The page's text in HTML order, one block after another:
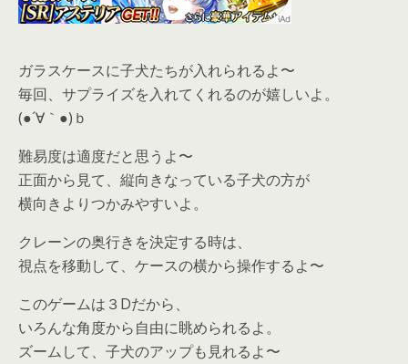
ガラスケースに子犬たちが入れられるよ〜
毎回、サプライズを入れてくれるのが嬉しいよ。
(●´∀｀●)ｂ
難易度は適度だと思うよ〜
正面から見て、縦向きなっている子犬の方が
横向きよりつかみやすいよ。
クレーンの奥行きを決定する時は、
視点を移動して、ケースの横から操作するよ〜
このゲームは３Dだから、
いろんな角度から自由に眺められるよ。
ズームして、子犬のアップも見れるよ〜